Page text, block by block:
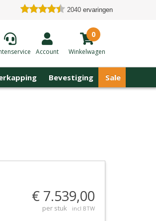
2040 ervaringen
Account
0
Winkelwagen
Bevestiging Sale
€ 7.539,00
per stuk incl BTW